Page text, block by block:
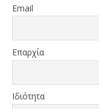
Email
Επαρχία
Ιδιότητα